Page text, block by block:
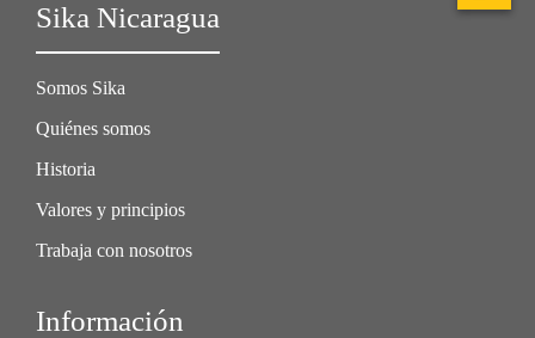
Sika Nicaragua
Somos Sika
Quiénes somos
Historia
Valores y principios
Trabaja con nosotros
Información